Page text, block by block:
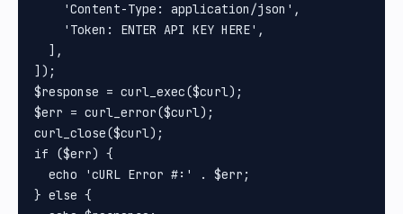
    'Content-Type: application/json',
    'Token: ENTER API KEY HERE',
  ],
]);
$response = curl_exec($curl);
$err = curl_error($curl);
curl_close($curl);
if ($err) {
  echo 'cURL Error #:' . $err;
} else {